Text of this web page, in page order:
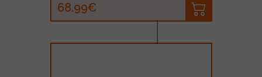
68.99€